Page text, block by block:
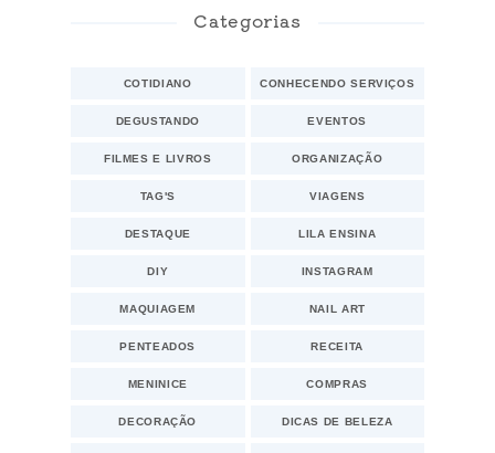
Categorias
COTIDIANO CONHECENDO SERVIÇOS
DEGUSTANDO EVENTOS
FILMES E LIVROS ORGANIZAÇÃO
TAG'S VIAGENS
DESTAQUE LILA ENSINA
DIY INSTAGRAM
MAQUIAGEM NAIL ART
PENTEADOS RECEITA
MENINICE COMPRAS
DECORAÇÃO DICAS DE BELEZA